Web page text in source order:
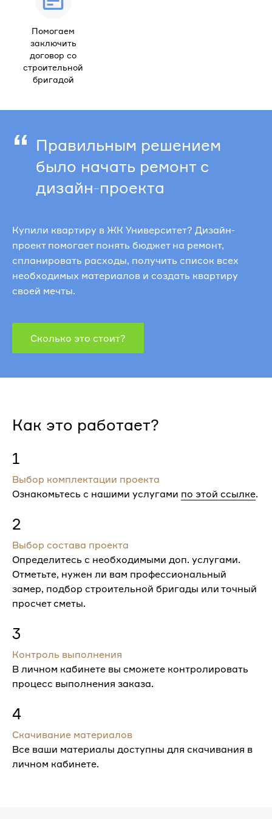
Помогаем
заключить
договор со
строительной
бригадой
“ Правильным решением
было начать ремонт с
дизайн-проекта
Купили квартиру в ЖК Университет? Дизайн-
проект помогает понять бюджет на ремонт,
спланировать расходы, получить список всех
необходимых материалов и создать квартиру
своей мечты.
Сколько это стоит?
Как это работает?
1
Выбор комплектации проекта
Ознакомьтесь с нашими услугами по этой ссылке.
2
Выбор состава проекта
Определитесь с необходимыми доп. услугами.
Отметьте, нужен ли вам профессиональный
замер, подбор строительной бригады или точный
просчет сметы.
3
Контроль выполнения
В личном кабинете вы сможете контролировать
процесс выполнения заказа.
4
Скачивание материалов
Все ваши материалы доступны для скачивания в
личном кабинете.